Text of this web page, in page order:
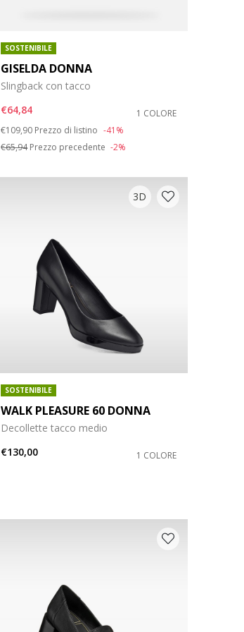
SOSTENIBILE
GISELDA DONNA
Slingback con tacco
€64,84
1 COLORE
Price reduced from
€109,90 to
Prezzo di listino -41%
€65,94Prezzo precedente -2%
3D
SOSTENIBILE
WALK PLEASURE 60 DONNA
Decollette tacco medio
€130,00
1 COLORE